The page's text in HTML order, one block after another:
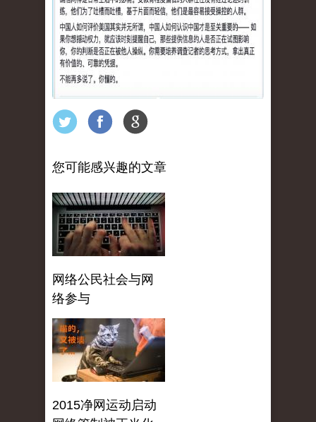
您可能感兴趣的文章
网络公民社会与网
络参与
2015净网运动启动